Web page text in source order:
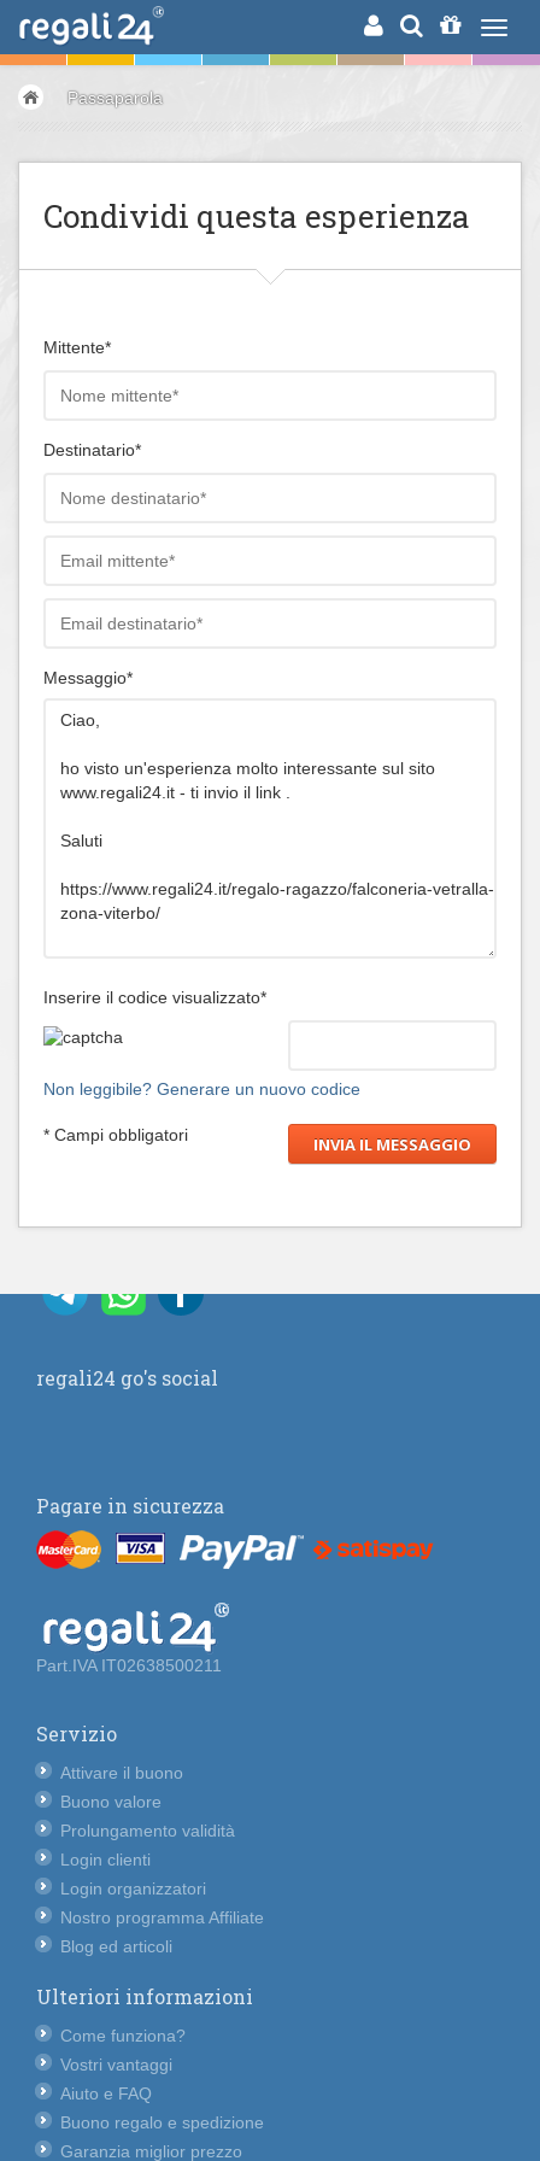
RICERCA
Passaparola
Condividi questa esperienza
Mittente*
Destinatario*
Messaggio*
Inserire il codice visualizzato*
Non leggibile? Generare un nuovo codice
* Campi obbligatori
regali24 go's social
Pagare in sicurezza
Part.IVA IT02638500211
Servizio
Attivare il buono
Buono valore
Prolungamento validità
Login clienti
Login organizzatori
Nostro programma Affiliate
Blog ed articoli
Ulteriori informazioni
Come funziona?
Vostri vantaggi
Aiuto e FAQ
Buono regalo e spedizione
Garanzia miglior prezzo